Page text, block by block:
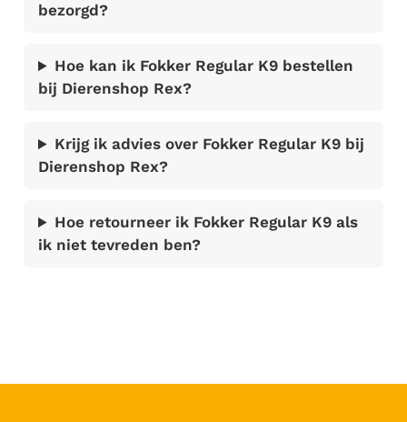
bezorgd?
Hoe kan ik Fokker Regular K9 bestellen
bij Dierenshop Rex?
Krijg ik advies over Fokker Regular K9 bij
Dierenshop Rex?
Hoe retourneer ik Fokker Regular K9 als
ik niet tevreden ben?